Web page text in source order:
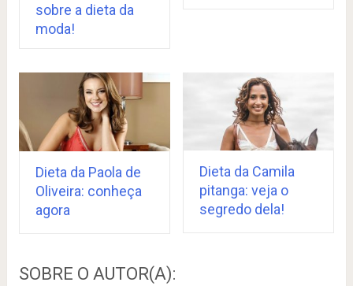
sobre a dieta da
moda!
Dieta da Paola de
Oliveira: conheça
agora
Dieta da Camila
pitanga: veja o
segredo dela!
SOBRE O AUTOR(A):